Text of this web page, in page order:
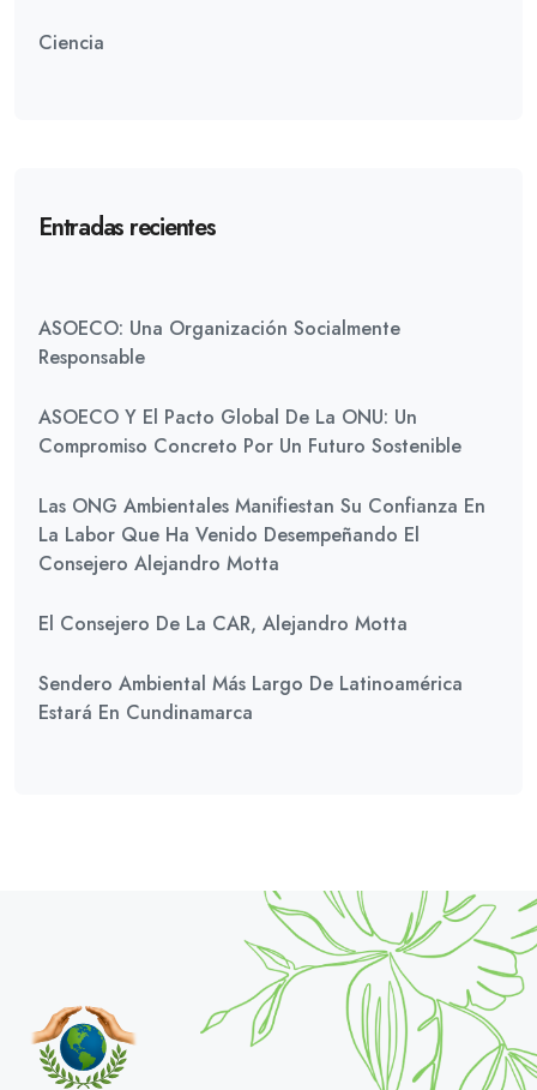
Ciencia
Entradas recientes
ASOECO: Una Organización Socialmente
Responsable
ASOECO Y El Pacto Global De La ONU: Un
Compromiso Concreto Por Un Futuro Sostenible
Las ONG Ambientales Manifiestan Su Confianza En
La Labor Que Ha Venido Desempeñando El
Consejero Alejandro Motta
El Consejero De La CAR, Alejandro Motta
Sendero Ambiental Más Largo De Latinoamérica
Estará En Cundinamarca